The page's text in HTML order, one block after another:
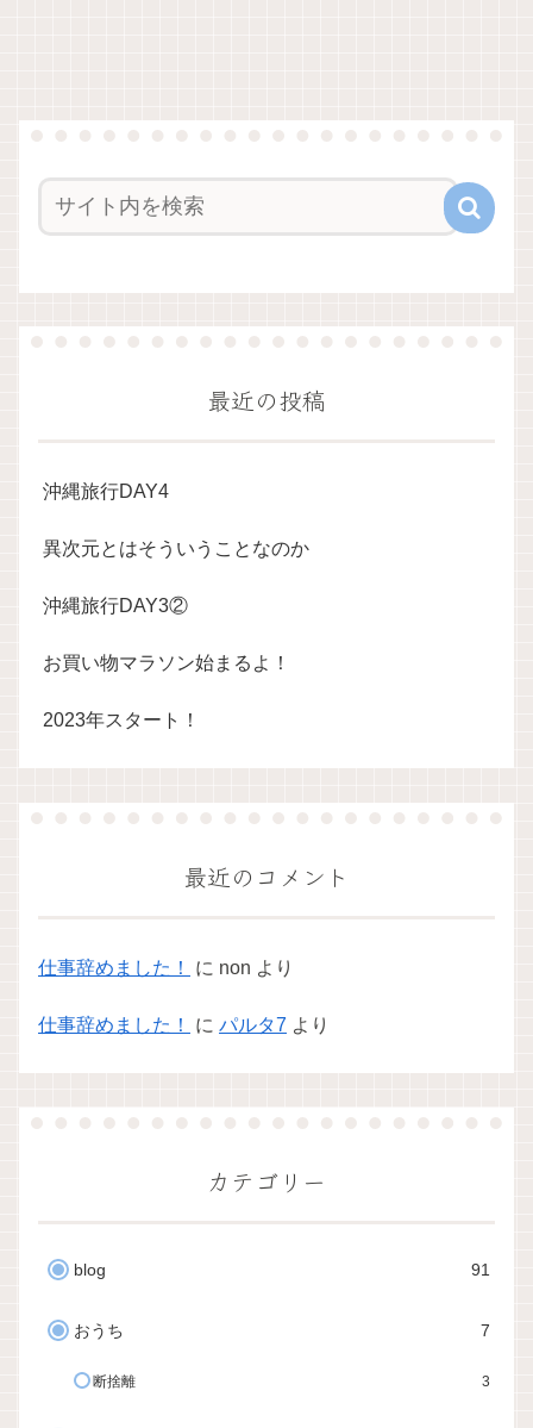
最近の投稿
沖縄旅行DAY4
異次元とはそういうことなのか
沖縄旅行DAY3②
お買い物マラソン始まるよ！
2023年スタート！
最近のコメント
仕事辞めました！ に non より
仕事辞めました！ に パルタ7 より
カテゴリー
blog 91
おうち 7
断捨離 3